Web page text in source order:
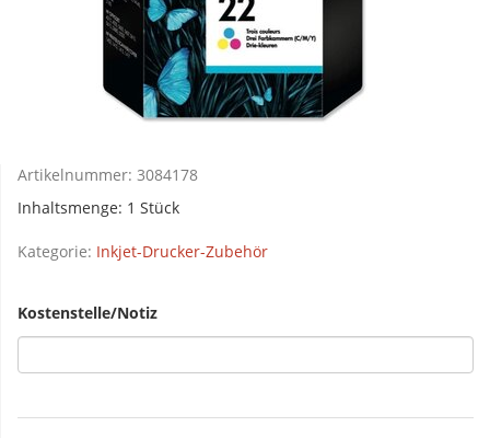
Artikelnummer: 3084178
Inhaltsmenge: 1 Stück
Kategorie: Inkjet-Drucker-Zubehör
Kostenstelle/Notiz